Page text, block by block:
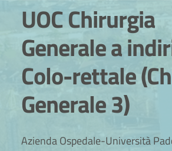
UOC Chirurgia
Generale a
Colo-rettale
Generale 3)
Azienda Ospedale-Università